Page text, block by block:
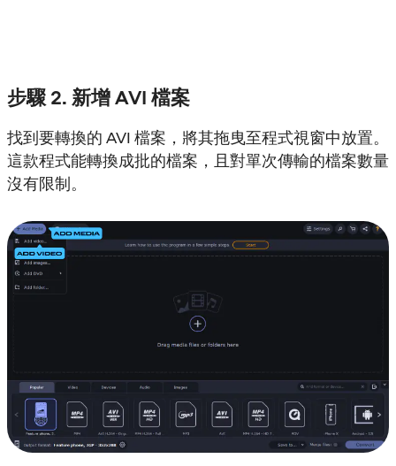
步驟 2. 新增 AVI 檔案
找到要轉換的 AVI 檔案，將其拖曳至程式視窗中放置。
這款程式能轉換成批的檔案，且對單次傳輸的檔案數量
沒有限制。